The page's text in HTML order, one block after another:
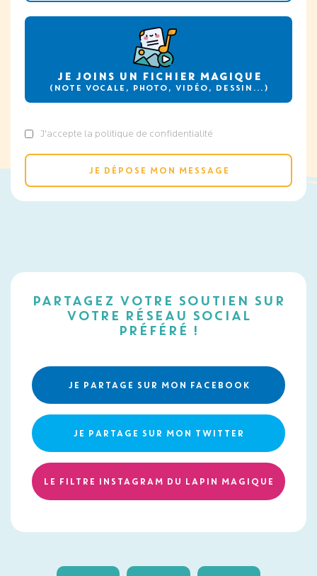
JE JOINS UN FICHIER MAGIQUE
(NOTE VOCALE, PHOTO, VIDÉO, DESSIN…)
J'accepte la politique de confidentialité
PARTAGEZ VOTRE SOUTIEN SUR
VOTRE RÉSEAU SOCIAL
PRÉFÉRÉ !
JE PARTAGE SUR MON FACEBOOK
JE PARTAGE SUR MON TWITTER
LE FILTRE INSTAGRAM DU LAPIN MAGIQUE